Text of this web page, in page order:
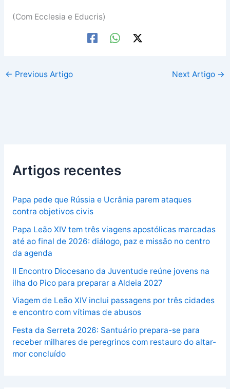
(Com Ecclesia e Educris)
← Previous Artigo Next Artigo →
Artigos recentes
Papa pede que Rússia e Ucrânia parem ataques
contra objetivos civis
Papa Leão XIV tem três viagens apostólicas marcadas
até ao final de 2026: diálogo, paz e missão no centro
da agenda
II Encontro Diocesano da Juventude reúne jovens na
ilha do Pico para preparar a Aldeia 2027
Viagem de Leão XIV inclui passagens por três cidades
e encontro com vítimas de abusos
Festa da Serreta 2026: Santuário prepara-se para
receber milhares de peregrinos com restauro do altar-
mor concluído